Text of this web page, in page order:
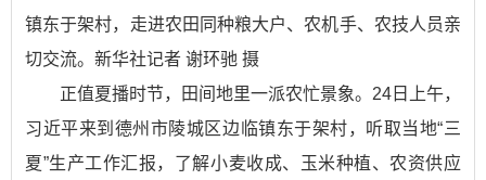
镇东于架村，走进农田同种粮大户、农机手、农技人员亲
切交流。新华社记者 谢环驰 摄
正值夏播时节，田间地里一派农忙景象。24日上午，
习近平来到德州市陵城区边临镇东于架村，听取当地“三
夏”生产工作汇报，了解小麦收成、玉米种植、农资供应